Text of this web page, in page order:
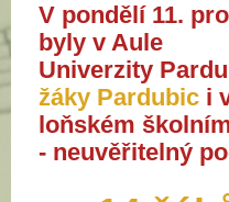
V pondělí 11.
byly v Aule
Univerzity
žáky Pardubic i
loňském
- neuvěřitelný